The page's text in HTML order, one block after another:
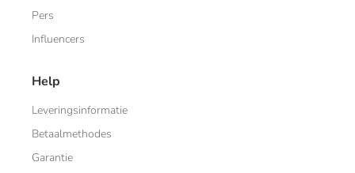
Pers
Influencers
Help
Leveringsinformatie
Betaalmethodes
Garantie